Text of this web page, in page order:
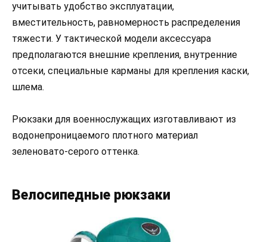
учитывать удобство эксплуатации,
вместительность, равномерность распределения
тяжести. У тактической модели аксессуара
предполагаются внешние крепления, внутренние
отсеки, специальные карманы для крепления каски,
шлема.
Рюкзаки для военнослужащих изготавливают из
водонепроницаемого плотного материал
зеленовато-серого оттенка.
Велосипедные рюкзаки